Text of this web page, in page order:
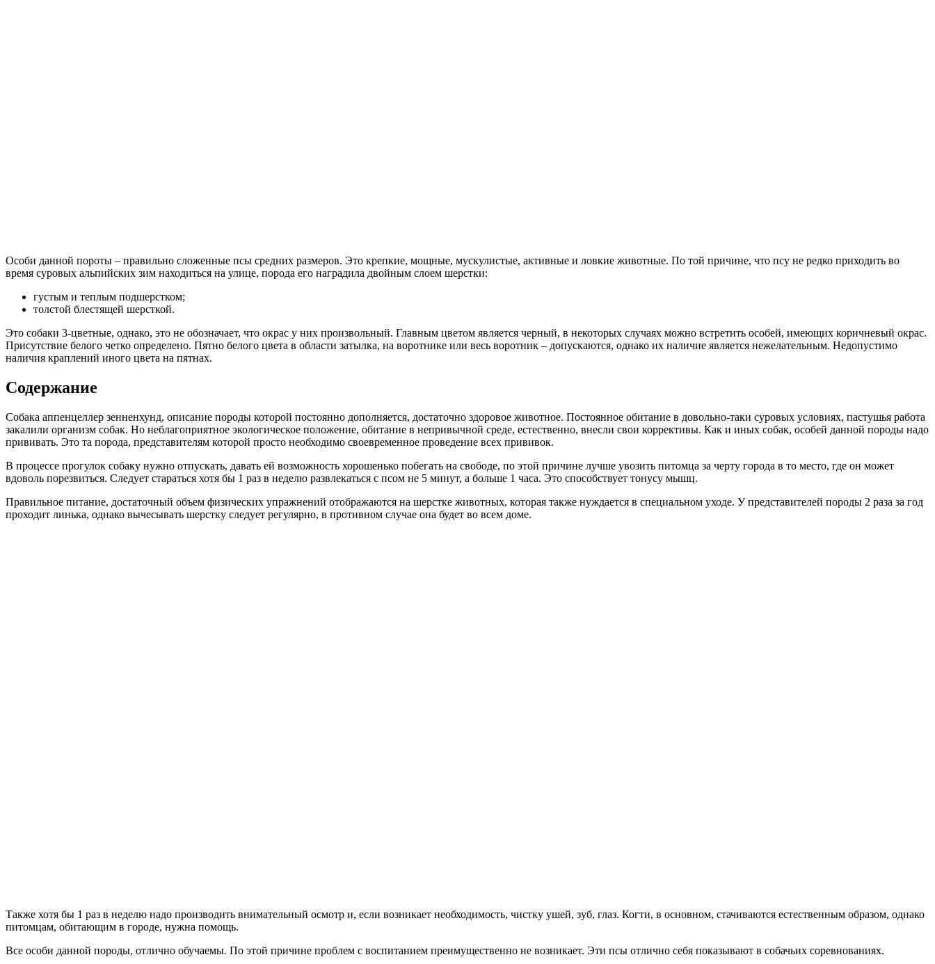
Особи данной пороты – правильно сложенные псы средних размеров. Это крепкие, мощные, мускулистые, активные и ловкие животные. По той причине, что псу не редко приходить во
время суровых альпийских зим находиться на улице, порода его наградила двойным слоем шерстки:
густым и теплым подшерстком;
толстой блестящей шерсткой.
Это собаки 3-цветные, однако, это не обозначает, что окрас у них произвольный. Главным цветом является черный, в некоторых случаях можно встретить особей, имеющих коричневый окрас.
Присутствие белого четко определено. Пятно белого цвета в области затылка, на воротнике или весь воротник – допускаются, однако их наличие является нежелательным. Недопустимо
наличия краплений иного цвета на пятнах.
Содержание
Собака аппенцеллер зенненхунд, описание породы которой постоянно дополняется, достаточно здоровое животное. Постоянное обитание в довольно-таки суровых условиях, пастушья работа
закалили организм собак. Но неблагоприятное экологическое положение, обитание в непривычной среде, естественно, внесли свои коррективы. Как и иных собак, особей данной породы надо
прививать. Это та порода, представителям которой просто необходимо своевременное проведение всех прививок.
В процессе прогулок собаку нужно отпускать, давать ей возможность хорошенько побегать на свободе, по этой причине лучше увозить питомца за черту города в то место, где он может
вдоволь порезвиться. Следует стараться хотя бы 1 раз в неделю развлекаться с псом не 5 минут, а больше 1 часа. Это способствует тонусу мышц.
Правильное питание, достаточный объем физических упражнений отображаются на шерстке животных, которая также нуждается в специальном уходе. У представителей породы 2 раза за год
проходит линька, однако вычесывать шерстку следует регулярно, в противном случае она будет во всем доме.
Также хотя бы 1 раз в неделю надо производить внимательный осмотр и, если возникает необходимость, чистку ушей, зуб, глаз. Когти, в основном, стачиваются естественным образом, однако
питомцам, обитающим в городе, нужна помощь.
Все особи данной породы, отлично обучаемы. По этой причине проблем с воспитанием преимущественно не возникает. Эти псы отлично себя показывают в собачьих соревнованиях.